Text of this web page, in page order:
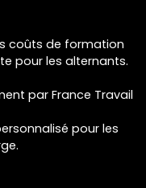
coûts de formation
pour les alternants.
par France Travail
pour les